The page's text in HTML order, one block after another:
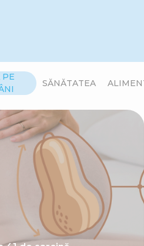
PE
SĂNĂTATEA